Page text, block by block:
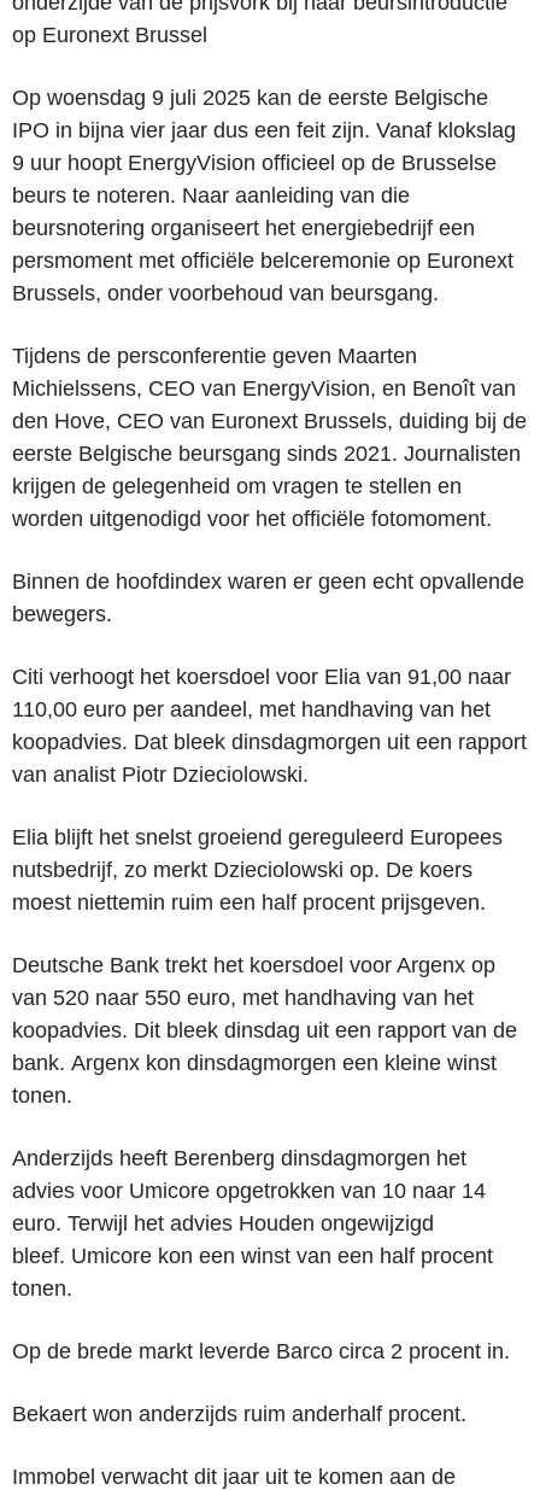
op Euronext Brussel
Op woensdag 9 juli 2025 kan de eerste Belgische
IPO in bijna vier jaar dus een feit zijn. Vanaf klokslag
9 uur hoopt EnergyVision officieel op de Brusselse
beurs te noteren. Naar aanleiding van die
beursnotering organiseert het energiebedrijf een
persmoment met officiële belceremonie op Euronext
Brussels, onder voorbehoud van beursgang.
Tijdens de persconferentie geven Maarten
Michielssens, CEO van EnergyVision, en Benoît van
den Hove, CEO van Euronext Brussels, duiding bij de
eerste Belgische beursgang sinds 2021. Journalisten
krijgen de gelegenheid om vragen te stellen en
worden uitgenodigd voor het officiële fotomoment.
Binnen de hoofdindex waren er geen echt opvallende
bewegers.
Citi verhoogt het koersdoel voor Elia van 91,00 naar
110,00 euro per aandeel, met handhaving van het
koopadvies. Dat bleek dinsdagmorgen uit een rapport
van analist Piotr Dzieciolowski.
Elia blijft het snelst groeiend gereguleerd Europees
nutsbedrijf, zo merkt Dzieciolowski op. De koers
moest niettemin ruim een half procent prijsgeven.
Deutsche Bank trekt het koersdoel voor Argenx op
van 520 naar 550 euro, met handhaving van het
koopadvies. Dit bleek dinsdag uit een rapport van de
bank. Argenx kon dinsdagmorgen een kleine winst
tonen.
Anderzijds heeft Berenberg dinsdagmorgen het
advies voor Umicore opgetrokken van 10 naar 14
euro. Terwijl het advies Houden ongewijzigd
bleef. Umicore kon een winst van een half procent
tonen.
Op de brede markt leverde Barco circa 2 procent in.
Bekaert won anderzijds ruim anderhalf procent.
Immobel verwacht dit jaar uit te komen aan de